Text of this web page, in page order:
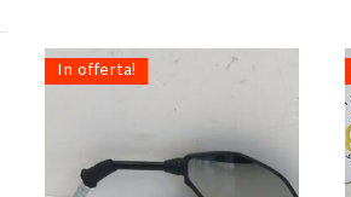
In offerta!